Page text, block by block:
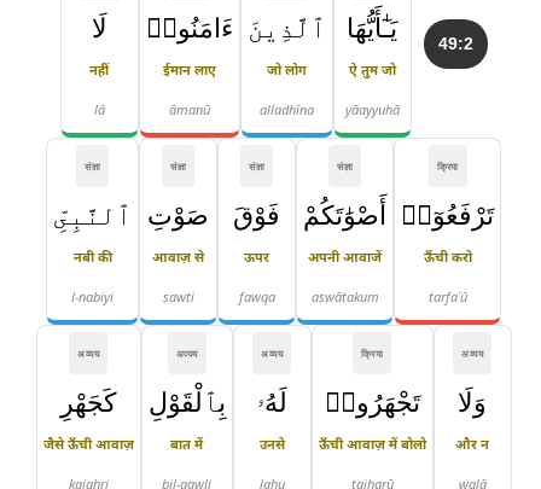
49:2 يَـٰٓأَيُّهَا
ऐ तुम जो
yāayyuhā
ٱلَّذِينَ
जो लोग
alladhīna
ءَامَنُوا۟
ईमान लाए
āmanū
لَا
नहीं
lā
क्रिया
تَرْفَعُوٓا۟
ऊँची करो
tarfaʿū
संज्ञा
أَصْوَٰتَكُمْ
अपनी आवाजें
aṣwātakum
संज्ञा
فَوْقَ
ऊपर
fawqa
संज्ञा
صَوْتِ
आवाज़ से
ṣawti
संज्ञा
ٱلنَّبِىِّ
नबी की
l-nabiyi
अव्यय
وَلَا
और न
walā
क्रिया
تَجْهَرُوا۟
ऊँची आवाज़ में बोलो
tajharū
अव्यय
لَهُۥ
उनसे
lahu
अव्यय
بِٱلْقَوْلِ
बात में
bil-qawli
अव्यय
كَجَهْرِ
जैसे ऊँची आवाज़
kajahri